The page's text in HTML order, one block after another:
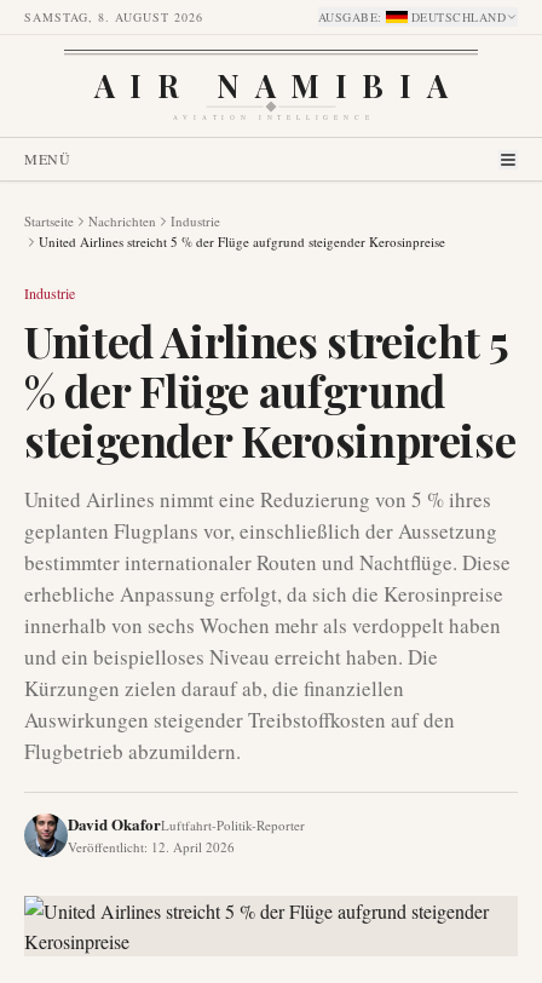
SAMSTAG, 8. AUGUST 2026 AUSGABE: DEUTSCHLAND
AIR NAMIBIA
AVIATION INTELLIGENCE
MENÜ
Startseite Nachrichten
Industrie
United Airlines streicht 5 % der Flüge aufgrund steigender Kerosinpreise
Industrie
United Airlines streicht 5
% der Flüge aufgrund
steigender Kerosinpreise
United Airlines nimmt eine Reduzierung von 5 % ihres
geplanten Flugplans vor, einschließlich der Aussetzung
bestimmter internationaler Routen und Nachtflüge. Diese
erhebliche Anpassung erfolgt, da sich die Kerosinpreise
innerhalb von sechs Wochen mehr als verdoppelt haben
und ein beispielloses Niveau erreicht haben. Die
Kürzungen zielen darauf ab, die finanziellen
Auswirkungen steigender Treibstoffkosten auf den
Flugbetrieb abzumildern.
David OkaforLuftfahrt-Politik-Reporter
Veröffentlicht: 12. April 2026